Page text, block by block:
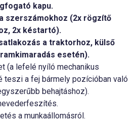
kapu.
szerszámokhoz (2x rögzítő
2x késtartó).
a traktorhoz, külső
esetén).
(a lefelé nyíló mechanikus
teszi a fej bármely pozícióban való
behajtáshoz).
a munkaállomásról.